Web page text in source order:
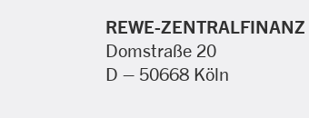
REWE-ZENTRALFINANZ
Domstraße 20
D – 50668 Köln